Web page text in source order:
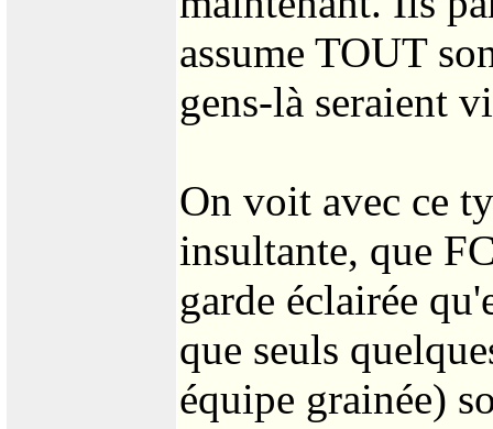
assume TOUT
gens-là seraient
On voit avec ce
insultante, que
garde éclairée
que seuls
équipe grainée)